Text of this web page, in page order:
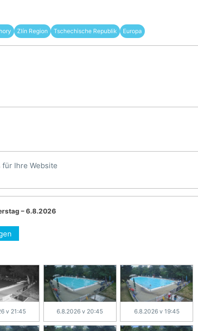
Zlín Region Tschechische Republik Europa
Ihre Website
– 6.8.2026
v 21:45 6.8.2026 v 20:45 6.8.2026 v 19:45